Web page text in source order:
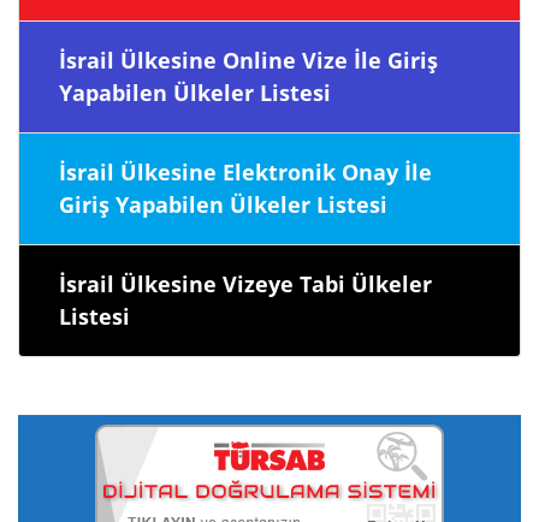
İsrail Ülkesine Online Vize İle Giriş
Yapabilen Ülkeler Listesi
İsrail Ülkesine Elektronik Onay İle
Giriş Yapabilen Ülkeler Listesi
İsrail Ülkesine Vizeye Tabi Ülkeler
Listesi